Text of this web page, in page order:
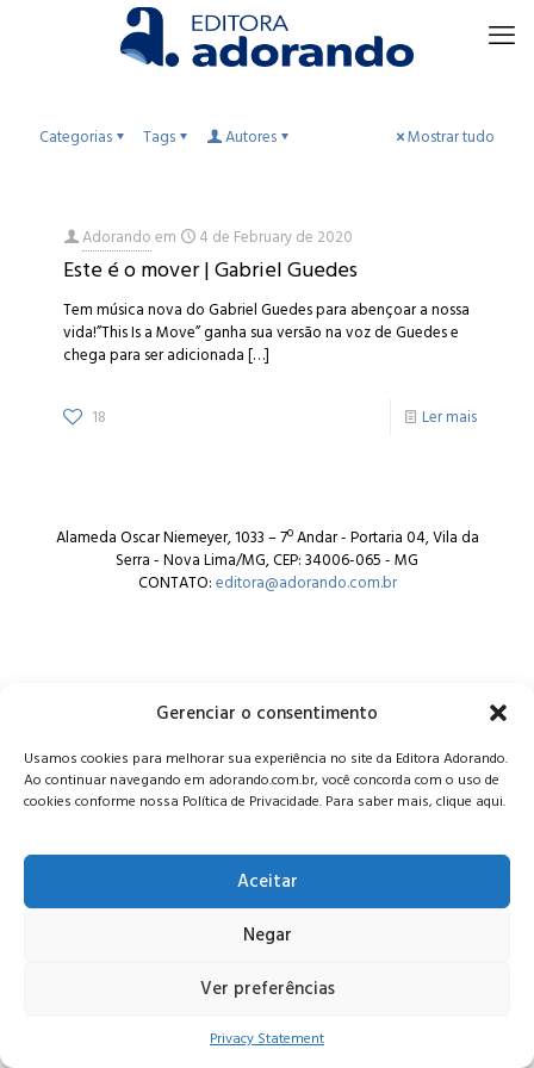
Gerenciar o consentimento
Usamos cookies para melhorar sua experiência no site da Editora Adorando.
Ao continuar navegando em adorando.com.br, você concorda com o uso de
cookies conforme nossa Política de Privacidade. Para saber mais, clique aqui.
Aceitar
Negar
Ver preferências
Privacy Statement
Categorias Tags Autores Mostrar tudo
Adorandoem 4 de February de 2020
Este é o mover | Gabriel Guedes
Tem música nova do Gabriel Guedes para abençoar a nossa
vida!”This Is a Move” ganha sua versão na voz de Guedes e
chega para ser adicionada[…]
18 Ler mais
Alameda Oscar Niemeyer, 1033 – 7º Andar - Portaria 04, Vila da
Serra - Nova Lima/MG, CEP: 34006-065 - MG
CONTATO:editora@adorando.com.br
© Editora Adorando 2026. Todos os direitos reservados.
Consulte nossapolítica de privacidade.